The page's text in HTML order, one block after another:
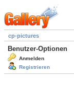
cp-pictures
Benutzer-Optionen
Anmelden
Registrieren